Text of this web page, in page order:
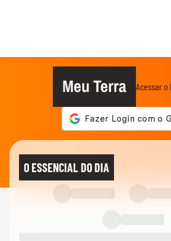
Meu Terra Acessar
O ESSENCIAL DO DIA